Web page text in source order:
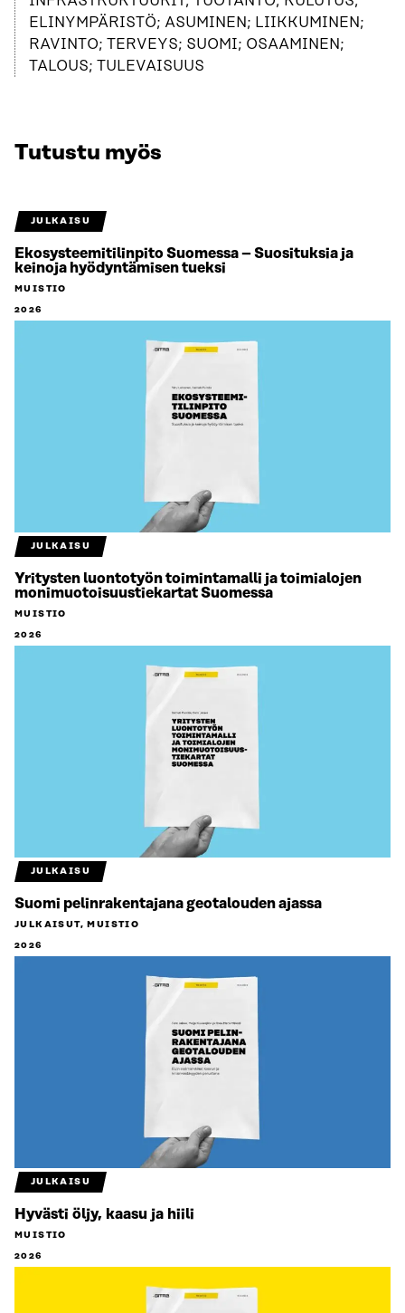
ELINYMPÄRISTÖ; ASUMINEN; LIIKKUMINEN;
RAVINTO; TERVEYS; SUOMI; OSAAMINEN;
TALOUS; TULEVAISUUS
Tutustu myös
JULKAISU
Ekosysteemitilinpito Suomessa – Suosituksia ja
keinoja hyödyntämisen tueksi
MUISTIO
2026
JULKAISU
Yritysten luontotyön toimintamalli ja toimialojen
monimuotoisuustiekartat Suomessa
MUISTIO
2026
JULKAISU
Suomi pelinrakentajana geotalouden ajassa
JULKAISUT, MUISTIO
2026
JULKAISU
Hyvästi öljy, kaasu ja hiili
MUISTIO
2026